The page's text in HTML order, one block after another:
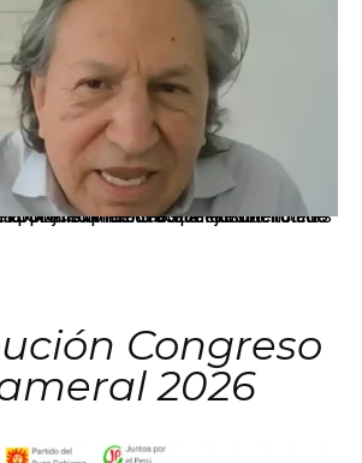
de indulto presentada por el expresidente Alejandro Toledo será evaluada por la Comisión de Gracias Presidenciales conforme al procedimiento establecido.
Congreso
2026